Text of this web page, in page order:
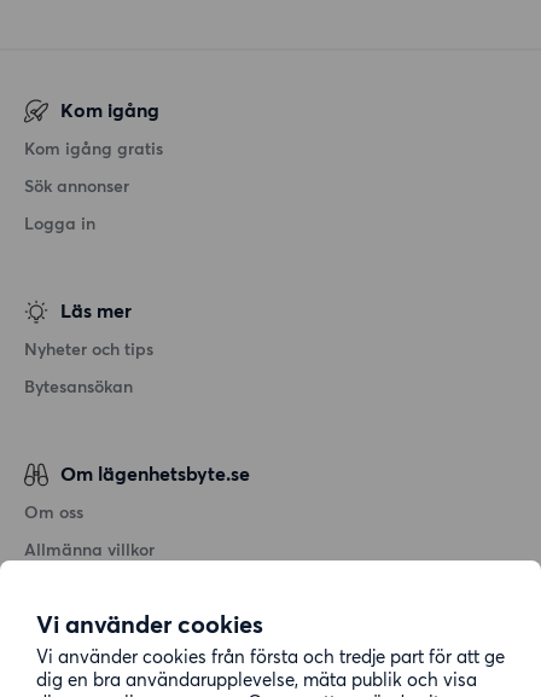
Vi använder cookies
Vi använder cookies från första och tredje part för att ge
dig en bra användarupplevelse, mäta publik och visa
Kom igång
Kom igång gratis
Sök annonser
Logga in
Läs mer
Nyheter och tips
Bytesansökan
Om lägenhetsbyte.se
Om oss
Allmänna villkor
Cookiepolicy
Sitemap